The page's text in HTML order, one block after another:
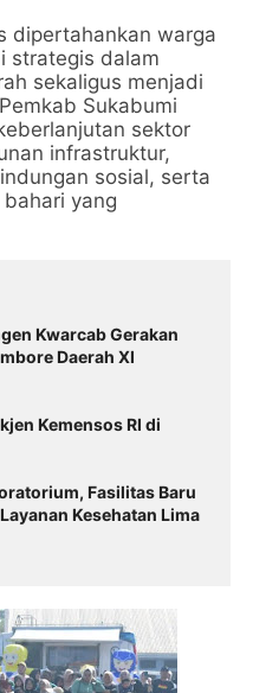
dipertahankan warga
strategis dalam
sekaligus menjadi
Sukabumi
sektor
infrastruktur,
sosial, serta
yang
Kwarcab Gerakan
Daerah XI
Kemensos RI di
Fasilitas Baru
Kesehatan Lima